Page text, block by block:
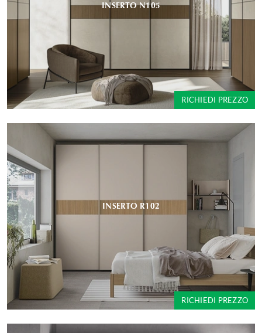
INSERTO N105
RICHIEDI PREZZO
INSERTO R102
RICHIEDI PREZZO